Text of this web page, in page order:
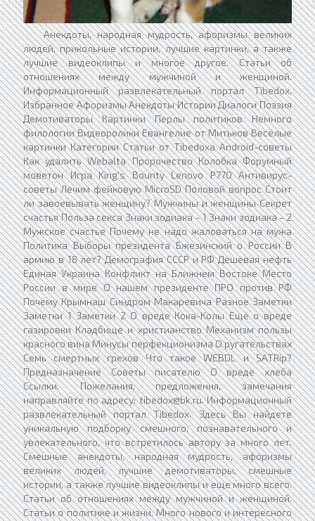
Анекдоты, народная мудрость, афоризмы великих
людей, прикольные истории, лучшие картинки, а также
лучшие видеоклипы и многое другое. Статьи об
отношениях между мужчиной и женщиной.
Информационный развлекательный портал Tibedox.
Избранное Афоризмы Анекдоты Истории Диалоги Поэзия
Демотиваторы Картинки Перлы политиков Немного
филологии Видеоролики Евангелие от Митьков Весёлые
картинки Категории Статьи от Tibedoxa Android-советы
Как удалить Webalta Пророчество Колобка Форумный
моветон Игра King's Bounty Lenovo P770 Антивирус-
советы Лечим фейковую MicroSD Половой вопрос Cтоит
ли завоевывать женщину? Мужчины и женщины Секрет
счастья Польза секса Знаки зодиака - 1 Знаки зодиака - 2
Мужское счастье Почему не надо жаловаться на мужа
Политика Выборы президента Бжезинский о России В
армию в 18 лет? Демография СССР и РФ Дешевая нефть
Единая Украина Конфликт на Ближнем Востоке Место
России в мире О нашем президенте ПРО против РФ
Почему Крымнаш Синдром Макаревича Разное Заметки
Заметки 1 Заметки 2 О вреде Кока-Колы Ещё о вреде
газировки Кладбище и христианство Механизм пользы
красного вина Минусы перфекционизма О ругательствах
Семь смертных грехов Что такое WEBDL и SATRip?
Предназначение Советы писателю О вреде хлеба
Ссылки. Пожелания, предложения, замечания
направляйте по адресу: tibedox@bk.ru. Информационный
развлекательный портал Tibedox. Здесь Вы найдете
уникальную подборку смешного, познавательного и
увлекательного, что встретилось автору за много лет.
Смешные анекдоты, народная мудрость, афоризмы
великих людей, лучшие демотиваторы, смешные
истории, а также лучшие видеоклипы и еще много всего.
Статьи об отношениях между мужчиной и женщиной.
Статьи о политике и жизни. Много нового и интересного